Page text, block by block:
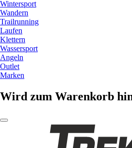
Wintersport
Wandern
Trailrunning
Laufen
Klettern
Wassersport
Angeln
Outlet
Marken
Wird zum Warenkorb